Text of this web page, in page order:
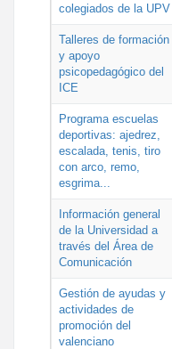
colegiados de la UPV
Talleres de formación
y apoyo
psicopedagógico del
ICE
Programa escuelas
deportivas: ajedrez,
escalada, tenis, tiro
con arco, remo,
esgrima...
Información general
de la Universidad a
través del Área de
Comunicación
Gestión de ayudas y
actividades de
promoción del
valenciano